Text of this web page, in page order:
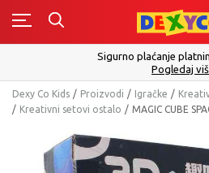
Sigurno plaćanje
Pogledaj
Dexy Co Kids Proizvodi Igračke
Kreativni setovi ostalo
MAGIC CUBE